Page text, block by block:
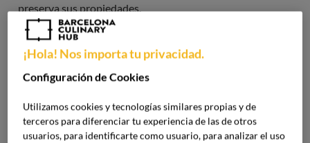
preserva sus propiedades.
En este artículo, veremos sus tipos y ventajas, pero si
quieres aprender más sobre esta y otras técnicas de este
tipo de gastronomía para proyectar tu carrera profesional,
de sobre la elaboración de platos, aprenderás sobre
gestión y dirección, así como sostenibilidad.
¡Hola! Nos importa tu privacidad.
Configuración de Cookies
Utilizamos cookies y tecnologías similares propias y de
terceros para diferenciar tu experiencia de las de otros
usuarios, para identificarte como usuario, para analizar el uso